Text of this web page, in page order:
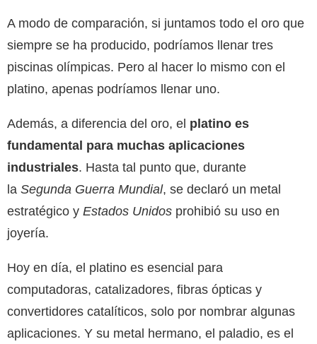
A modo de comparación, si juntamos todo el oro que
siempre se ha producido, podríamos llenar tres
piscinas olímpicas. Pero al hacer lo mismo con el
platino, apenas podríamos llenar uno.
Además, a diferencia del oro, el platino es
fundamental para muchas aplicaciones
industriales. Hasta tal punto que, durante
la Segunda Guerra Mundial, se declaró un metal
estratégico y Estados Unidos prohibió su uso en
joyería.
Hoy en día, el platino es esencial para
computadoras, catalizadores, fibras ópticas y
convertidores catalíticos, solo por nombrar algunas
aplicaciones. Y su metal hermano, el paladio, es el